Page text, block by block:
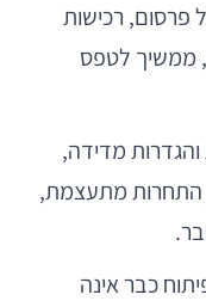
פרסום, רכישות
ממשיך לטפס
מדידה,
התחרות מתעצמת,
כבר אינה